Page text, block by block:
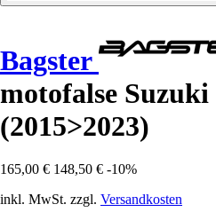
Bagster
motofalse Suzuki
(2015>2023)
165,00 € 148,50 € -10%
inkl. MwSt. zzgl. Versandkosten